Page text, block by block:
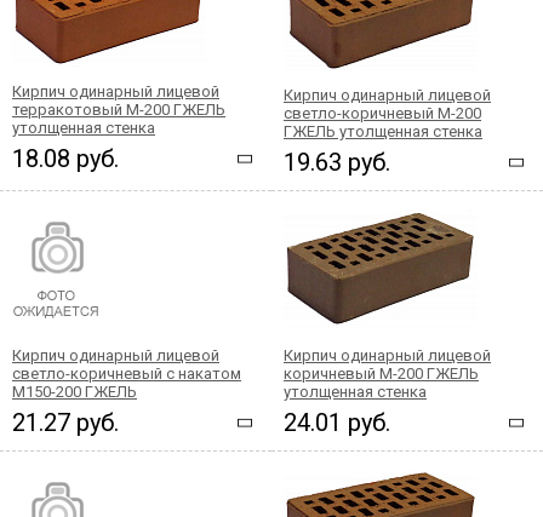
Кирпич одинарный лицевой
терракотовый М-200 ГЖЕЛЬ
утолщенная стенка
18.08 руб.
Кирпич одинарный лицевой
светло-коричневый М-200
ГЖЕЛЬ утолщенная стенка
19.63 руб.
Кирпич одинарный лицевой
светло-коричневый с накатом
М150-200 ГЖЕЛЬ
21.27 руб.
Кирпич одинарный лицевой
коричневый М-200 ГЖЕЛЬ
утолщенная стенка
24.01 руб.